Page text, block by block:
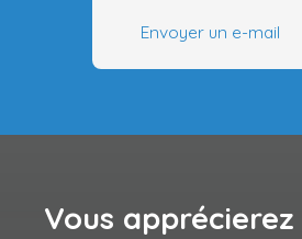
Envoyer un e-mail
Vous apprécierez